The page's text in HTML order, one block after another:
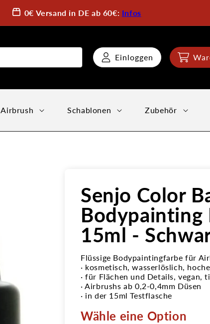
0€ Versand in DE ab 60€: Infos
Einloggen
Airbrush Schablonen Zubehör
Senjo Color
Bodypainting
15ml -
Flüssige Bodypaintingfarbe für
· kosmetisch, wasserlöslich,
· für Flächen und Details, vegan,
· Airbrushs ab 0,2-0,4mm Düsen
· in der 15ml Testflasche
Wähle eine Option